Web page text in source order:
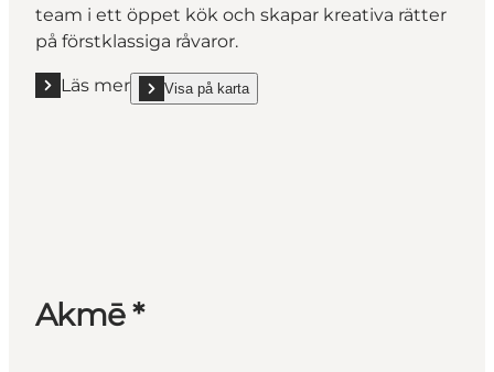
team i ett öppet kök och skapar kreativa rätter
på förstklassiga råvaror.
Läs mer
Läs mer "Koan, Copenhagen **"
Visa på karta
show Koan, Copenhagen ** on_map
Akmē *